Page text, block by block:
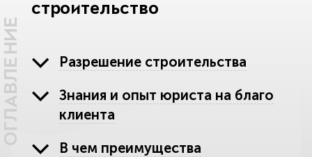
ОГЛАВЛЕНИЕ
строительство
Разрешение строительства
Знания и опыт юриста на благо
клиента
В чем преимущества